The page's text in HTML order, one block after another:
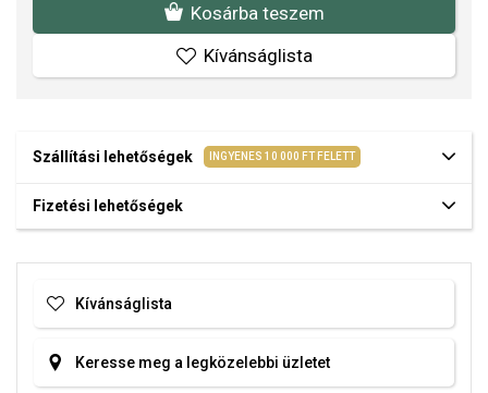
Kosárba teszem
Kívánságlista
Szállítási lehetőségek INGYENES 10 000 FT FELETT
Fizetési lehetőségek
Kívánságlista
Keresse meg a legközelebbi üzletet